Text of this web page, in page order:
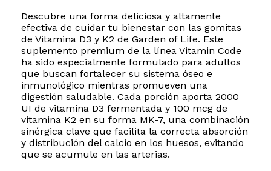
Descubre una forma deliciosa y altamente
efectiva de cuidar tu bienestar con las gomitas
de Vitamina D3 y K2 de Garden of Life. Este
suplemento premium de la línea Vitamin Code
ha sido especialmente formulado para adultos
que buscan fortalecer su sistema óseo e
inmunológico mientras promueven una
digestión saludable. Cada porción aporta 2000
UI de vitamina D3 fermentada y 100 mcg de
vitamina K2 en su forma MK-7, una combinación
sinérgica clave que facilita la correcta absorción
y distribución del calcio en los huesos, evitando
que se acumule en las arterias.